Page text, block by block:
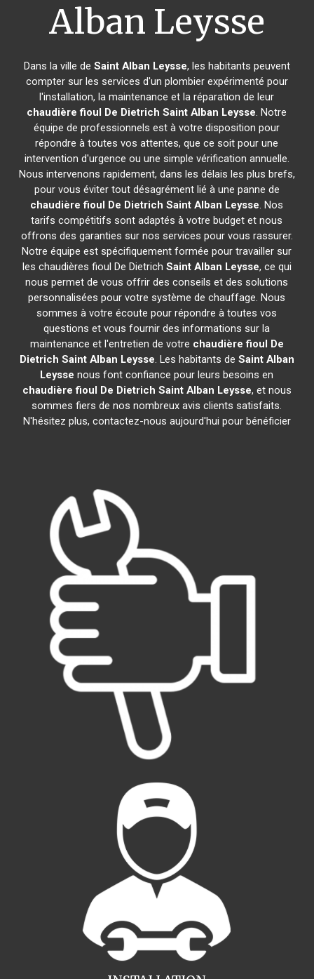
Alban Leysse
Dans la ville de Saint Alban Leysse, les habitants peuvent
compter sur les services d'un plombier expérimenté pour
l'installation, la maintenance et la réparation de leur
chaudière fioul De Dietrich Saint Alban Leysse. Notre
équipe de professionnels est à votre disposition pour
répondre à toutes vos attentes, que ce soit pour une
intervention d'urgence ou une simple vérification annuelle.
Nous intervenons rapidement, dans les délais les plus brefs,
pour vous éviter tout désagrément lié à une panne de
chaudière fioul De Dietrich Saint Alban Leysse. Nos
tarifs compétitifs sont adaptés à votre budget et nous
offrons des garanties sur nos services pour vous rassurer.
Notre équipe est spécifiquement formée pour travailler sur
les chaudières fioul De Dietrich Saint Alban Leysse, ce qui
nous permet de vous offrir des conseils et des solutions
personnalisées pour votre système de chauffage. Nous
sommes à votre écoute pour répondre à toutes vos
questions et vous fournir des informations sur la
maintenance et l'entretien de votre chaudière fioul De
Dietrich Saint Alban Leysse. Les habitants de Saint Alban
Leysse nous font confiance pour leurs besoins en
chaudière fioul De Dietrich Saint Alban Leysse, et nous
sommes fiers de nos nombreux avis clients satisfaits.
N'hésitez plus, contactez-nous aujourd'hui pour bénéficier